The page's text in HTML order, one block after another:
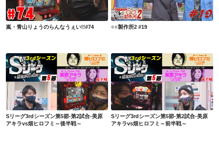
嵐・青山りょうのらんなうぇい!!#74 ○○製作所2 #19
Sリーグ3rdシーズン第5節-第2試合-美原アキラvs畑ヒロフミ～後半戦～
Sリーグ3rdシーズン第5節-第2試合-美原
アキラvs畑ヒロフミ～後半戦～
Sリーグ3rdシーズン第5節-第2試合-美原アキラvs畑ヒロフミ～前半戦～
Sリーグ3rdシーズン第5節-第2試合-美原
アキラvs畑ヒロフミ～前半戦～